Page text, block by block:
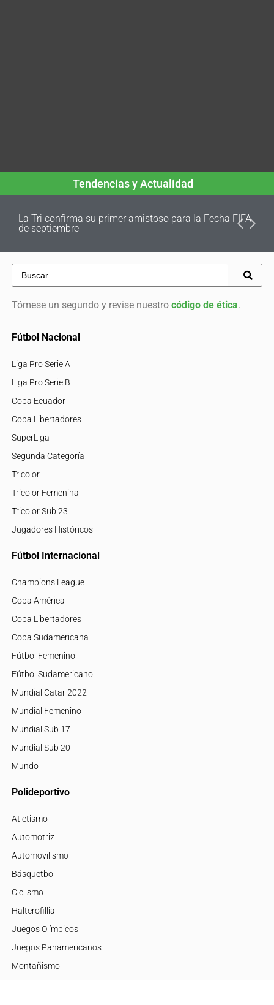
Tendencias y Actualidad
La Tri confirma su primer amistoso para la Fecha FIFA
de septiembre
Tómese un segundo y revise nuestro código de ética.
Fútbol Nacional
Liga Pro Serie A
Liga Pro Serie B
Copa Ecuador
Copa Libertadores
SuperLiga
Segunda Categoría
Tricolor
Tricolor Femenina
Tricolor Sub 23
Jugadores Históricos
Fútbol Internacional
Champions League
Copa América
Copa Libertadores
Copa Sudamericana
Fútbol Femenino
Fútbol Sudamericano
Mundial Catar 2022
Mundial Femenino
Mundial Sub 17
Mundial Sub 20
Mundo
Polideportivo
Atletismo
Automotriz
Automovilismo
Básquetbol
Ciclismo
Halterofillia
Juegos Olímpicos
Juegos Panamericanos
Montañismo